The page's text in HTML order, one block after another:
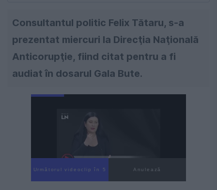
Consultantul politic Felix Tătaru, s-a
prezentat miercuri la Direcţia Naţională
Anticorupţie, fiind citat pentru a fi
audiat în dosarul Gala Bute.
Următorul videoclip în 4 Anulează